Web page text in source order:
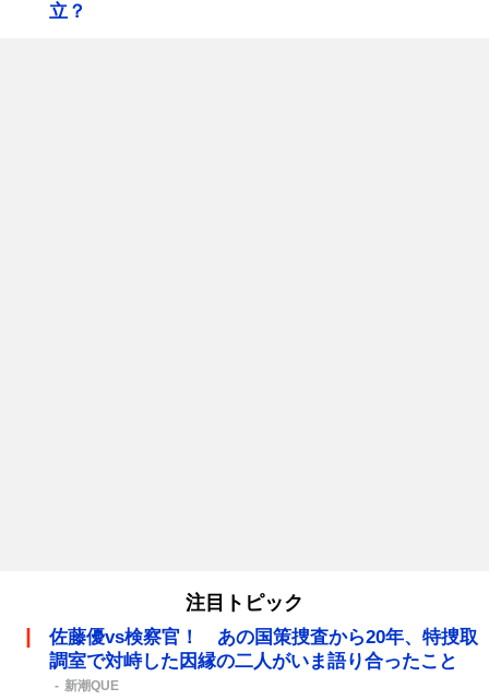
立？
注目トピック
佐藤優vs検察官！ あの国策捜査から20年、特捜取
調室で対峙した因縁の二人がいま語り合ったこと
新潮QUE